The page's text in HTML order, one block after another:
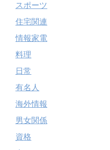
スポーツ
住宅関連
情報家電
料理
日常
有名人
海外情報
男女関係
資格